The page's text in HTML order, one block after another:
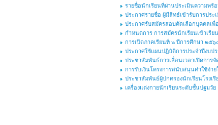
รายชื่อนักเรียนที่ผ่านประเมินความพ
ประกาศรายชื่อ ผู้มีสิทธ์เข้ารับการปร
ประกาศรับสมัครสอบคัดเลือกบุคคลเพื่
กำหนดการ การสมัครนักเรียนเข้าเรี
การเปิดภาคเรียนที่ ๒ ปีการศึกษา ๒๕
ประกาศใช้แผนปฏิบัติการประจำปีงบ
ประชาสัมพันธ์การเลื่อนเวลาเปิดการ
การรับเงินโครงการสนับสนุนค่าใช้จ่
ประชาสัมพันธ์ผู้ปกครองนักเรียนโรงเ
เครื่องแต่งกายนักเรียนระดับชั้นปฐมวั